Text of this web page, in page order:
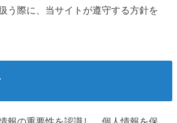
う際に、当サイトが遵守する方針を